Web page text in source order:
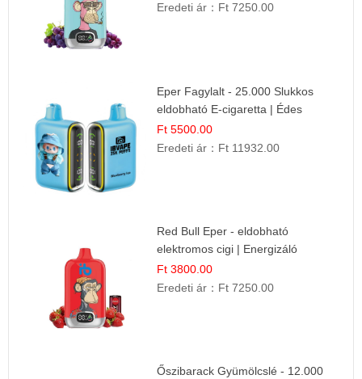
Eredeti ár： Ft 7250.00
Eper Fagylalt - 25.000 Slukkos
eldobható E-cigaretta | Édes
Desszert Íz
Ft 5500.00
Eredeti ár： Ft 11932.00
Red Bull Eper - eldobható
elektromos cigi | Energizáló
Gyümölcs Íz
Ft 3800.00
Eredeti ár： Ft 7250.00
Őszibarack Gyümölcslé - 12.000